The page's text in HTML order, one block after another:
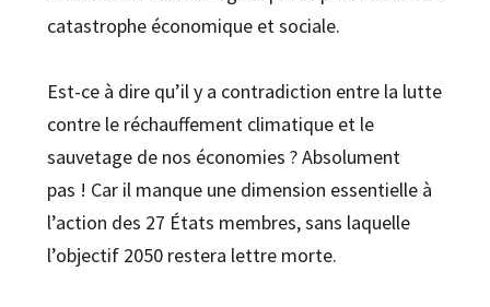
catastrophe économique et sociale.
Est-ce à dire qu’il y a contradiction entre la lutte
contre le réchauffement climatique et le
sauvetage de nos économies ? Absolument
pas ! Car il manque une dimension essentielle à
l’action des 27 États membres, sans laquelle
l’objectif 2050 restera lettre morte.